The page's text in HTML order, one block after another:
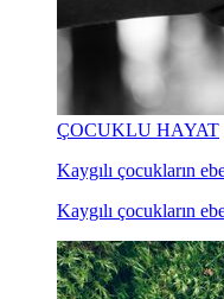
ÇOCUKLU HAYAT
Kaygılı çocukların
Kaygılı çocukların